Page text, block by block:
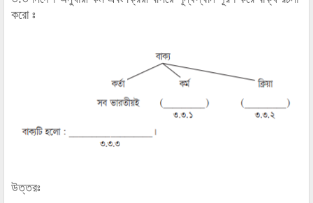
করো ঃ
উত্তরঃ